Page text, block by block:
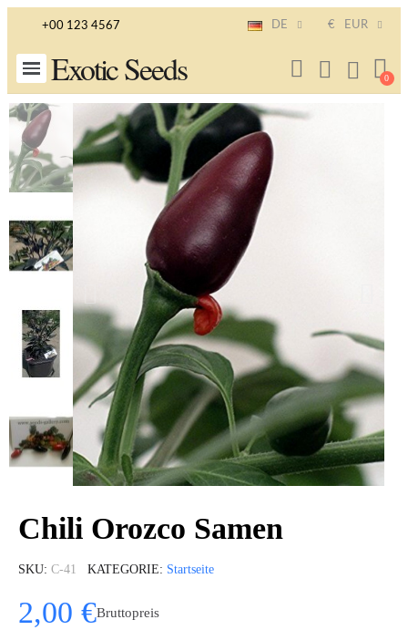
+00 123 4567 DE € EUR
Exotic Seeds
Chili Orozco Samen
SKU C-41 KATEGORIE Startseite
2,00 €Bruttopreis